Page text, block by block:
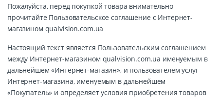
Пожалуйста, перед покупкой товара внимательно
прочитайте Пользовательское соглашение с Интернет-
магазином qualvision.com.ua
Настоящий текст является Пользовательским соглашением
между Интернет-магазином qualvision.com.ua именуемым в
дальнейшем «Интернет-магазин», и пользователем услуг
Интернет-магазина, именуемым в дальнейшем
«Покупатель» и определяет условия приобретения товаров